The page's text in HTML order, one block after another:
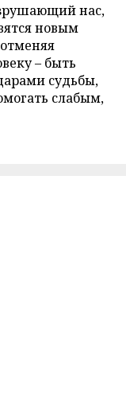
нас,
новым
– быть
судьбы,
слабым,